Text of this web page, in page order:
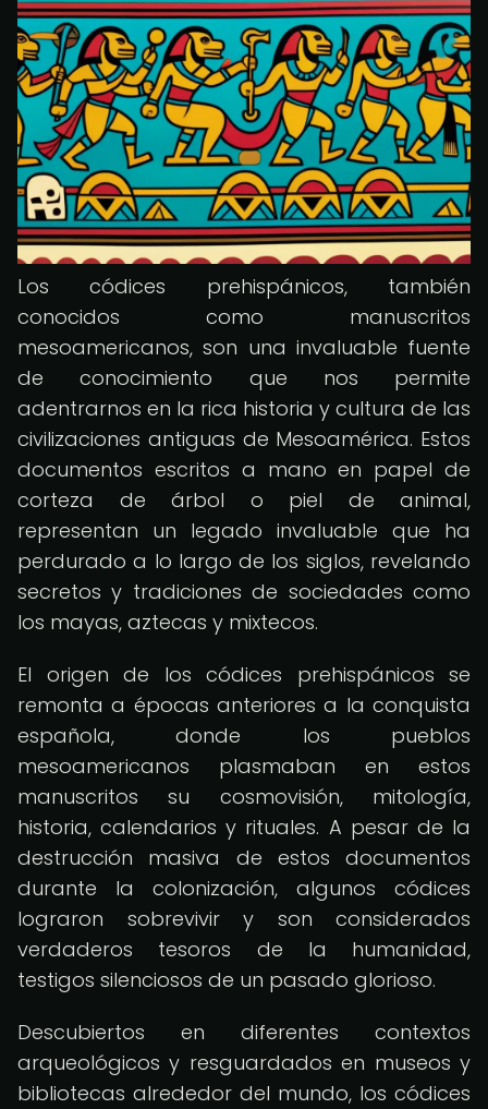
Los códices prehispánicos, también
conocidos como manuscritos
mesoamericanos, son una invaluable fuente
de conocimiento que nos permite
adentrarnos en la rica historia y cultura de las
civilizaciones antiguas de Mesoamérica. Estos
documentos escritos a mano en papel de
corteza de árbol o piel de animal,
representan un legado invaluable que ha
perdurado a lo largo de los siglos, revelando
secretos y tradiciones de sociedades como
los mayas, aztecas y mixtecos.
El origen de los códices prehispánicos se
remonta a épocas anteriores a la conquista
española, donde los pueblos
mesoamericanos plasmaban en estos
manuscritos su cosmovisión, mitología,
historia, calendarios y rituales. A pesar de la
destrucción masiva de estos documentos
durante la colonización, algunos códices
lograron sobrevivir y son considerados
verdaderos tesoros de la humanidad,
testigos silenciosos de un pasado glorioso.
Descubiertos en diferentes contextos
arqueológicos y resguardados en museos y
bibliotecas alrededor del mundo, los códices